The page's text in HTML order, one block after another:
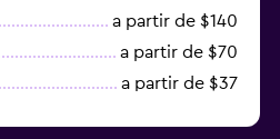
a partir de $140
a partir de $70
a partir de $37